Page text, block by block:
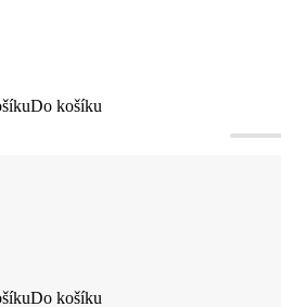
Do košíku
Do košíku